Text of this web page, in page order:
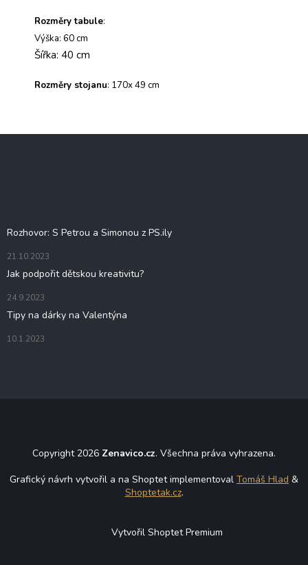
Rozměry tabule:
Výška: 60 cm
Šířka: 40 cm
Rozměry stojanu: 170x 49 cm
Rozhovor: S Petrou a Simonou z PS.ily
21.10.2023
Jak podpořit dětskou kreativitu?
24.9.2023
Tipy na dárky na Valentýna
10.1.2023
Copyright 2026 Zenavico.cz. Všechna práva vyhrazena.
Grafický návrh vytvořil a na Shoptet implementoval Tomáš Hlad &
Shoptetak.cz.
Vytvořil Shoptet Premium